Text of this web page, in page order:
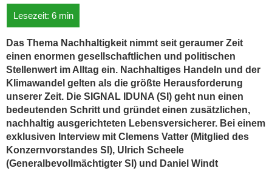
Das Thema Nachhaltigkeit nimmt seit geraumer Zeit
einen enormen gesellschaftlichen und politischen
Stellenwert im Alltag ein. Nachhaltiges Handeln und der
Klimawandel gelten als die größte Herausforderung
unserer Zeit. Die SIGNAL IDUNA (SI) geht nun einen
bedeutenden Schritt und gründet einen zusätzlichen,
nachhaltig ausgerichteten Lebensversicherer. Bei einem
exklusiven Interview mit Clemens Vatter (Mitglied des
Konzernvorstandes SI), Ulrich Scheele
(Generalbevollmächtigter SI) und Daniel Windt